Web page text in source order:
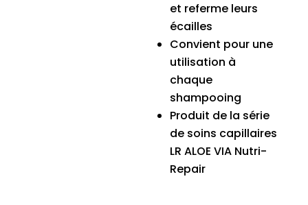
et referme leurs
écailles
Convient pour une
utilisation à
chaque
shampooing
Produit de la série
de soins capillaires
LR ALOE VIA Nutri-
Repair